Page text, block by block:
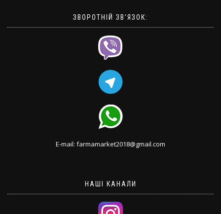
ЗВОРОТНІЙ ЗВ'ЯЗОК:
E-mail: farmamarket2018@gmail.com
НАШІ КАНАЛИ